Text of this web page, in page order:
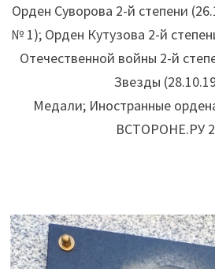
Орден Суворова 2-й степени
№ 1); Орден Кутузова 2-й
Отечественной войны 2-й
Звезды
Медали; Иностранные
ВСТОРОНЕ.РУ